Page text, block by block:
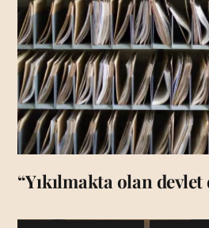
“Yıkılmakta olan